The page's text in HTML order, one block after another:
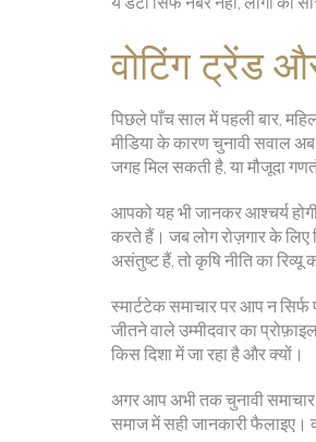
वोटिंग ट्रेंड
पिछले पाँच साल में पहली बार,
मीडिया के कारण चुनावी सवाल
जगह मिल सकती है, या मौजूदा
आपको यह भी जानकर आश्चर्य
करते हैं। जब लोग रोज़गार के लिए
असंतुष्ट हैं, तो कृषि नीति का रिव्यू
स्मार्टटेक समाचार पर आप न
जीतने वाले उम्मीदवार का
किस दिशा में जा रहा है और क्यों।
अगर आप अभी तक चुनावी समाचार
समाज में सही जानकारी फैलाइए।